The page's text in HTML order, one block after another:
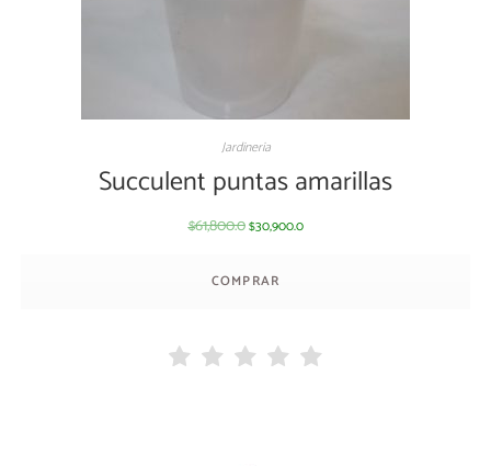
Jardineria
Succulent puntas amarillas
$61,800.0 $30,900.0
COMPRAR